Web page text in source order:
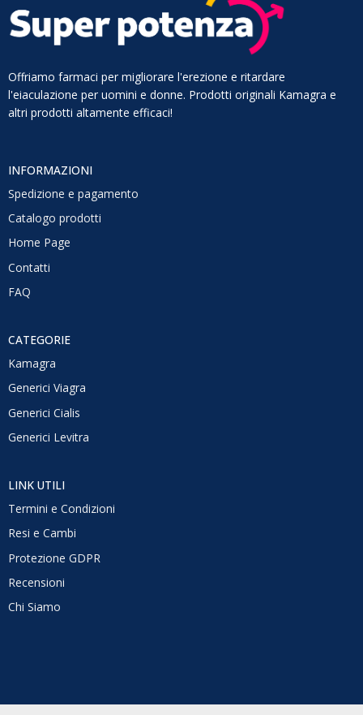
Offriamo farmaci per migliorare l'erezione e ritardare
l'eiaculazione per uomini e donne. Prodotti originali Kamagra e
altri prodotti altamente efficaci!
INFORMAZIONI
Spedizione e pagamento
Catalogo prodotti
Home Page
Contatti
FAQ
CATEGORIE
Kamagra
Generici Viagra
Generici Cialis
Generici Levitra
LINK UTILI
Termini e Condizioni
Resi e Cambi
Protezione GDPR
Recensioni
Chi Siamo